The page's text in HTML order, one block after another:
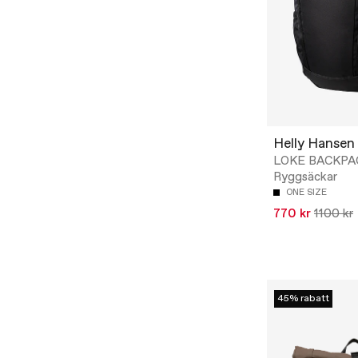
Helly Hansen
LOKE
Ryggsäckar
ONE SIZE
770 kr 1100 kr
45% rabatt